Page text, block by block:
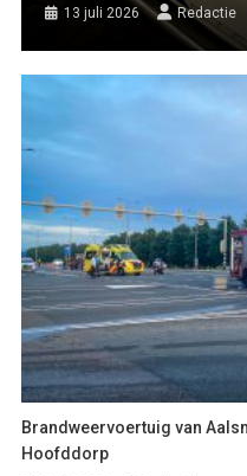
13 juli 2026 Redactie
Brandweervoertuig van
Hoofddorp